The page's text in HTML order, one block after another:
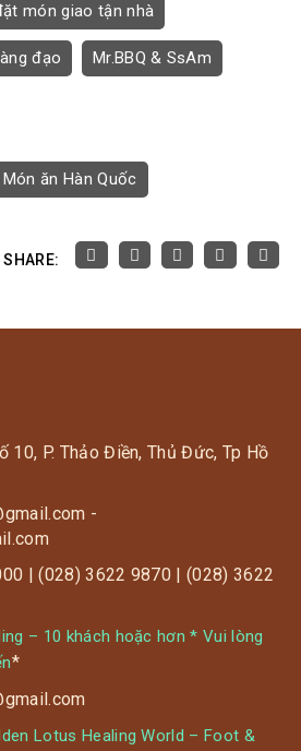
món giao tận nhà
đạo Mr.BBQ & SsAm
Món ăn Hàn Quốc
SHARE:
10, P. Thảo Điền, Thủ Đức, Tp Hồ
-
| (028) 3622 9870 | (028) 3622
– 10 khách hoặc hơn * Vui lòng
*
Lotus Healing World – Foot &